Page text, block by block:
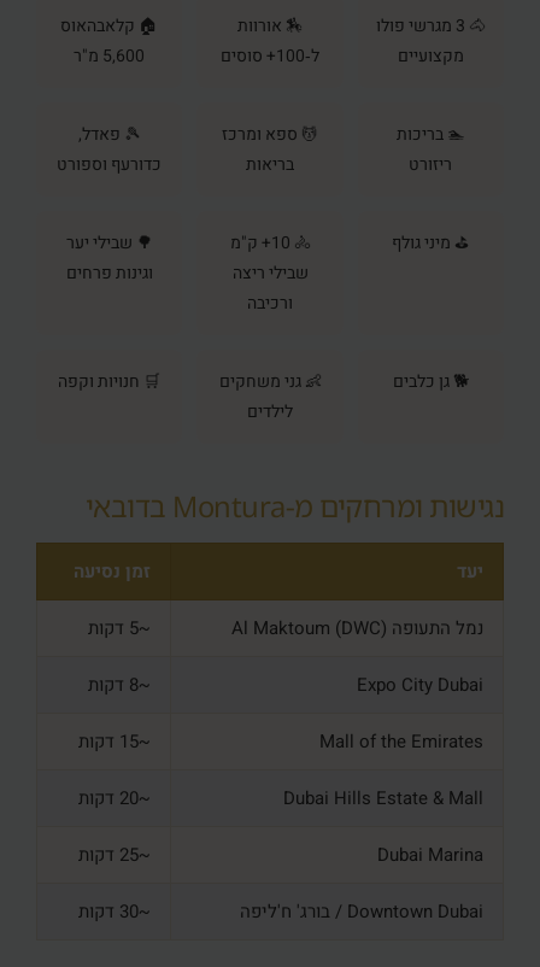
🐴 3 מגרשי פולו
מקצועיים
🏇 אורוות
ל‑100+ סוסים
🏠 קלאבהאוס
5,600 מ"ר
🏊 בריכות
ריזורט
💆 ספא ומרכז
בריאות
🎾 פאדל,
כדורעף וספורט
⛳ מיני גולף
🚴 10+ ק"מ
שבילי ריצה
ורכיבה
🌳 שבילי יער
וגינות פרחים
🐕 גן כלבים
👶 גני משחקים
לילדים
🛒 חנויות וקפה
נגישות ומרחקים מ‑Montura בדובאי
יעד זמן נסיעה
נמל התעופה Al Maktoum (DWC) ~5 דקות
Expo City Dubai ~8 דקות
Mall of the Emirates ~15 דקות
Dubai Hills Estate & Mall ~20 דקות
Dubai Marina ~25 דקות
Downtown Dubai / בורג' ח'ליפה ~30 דקות